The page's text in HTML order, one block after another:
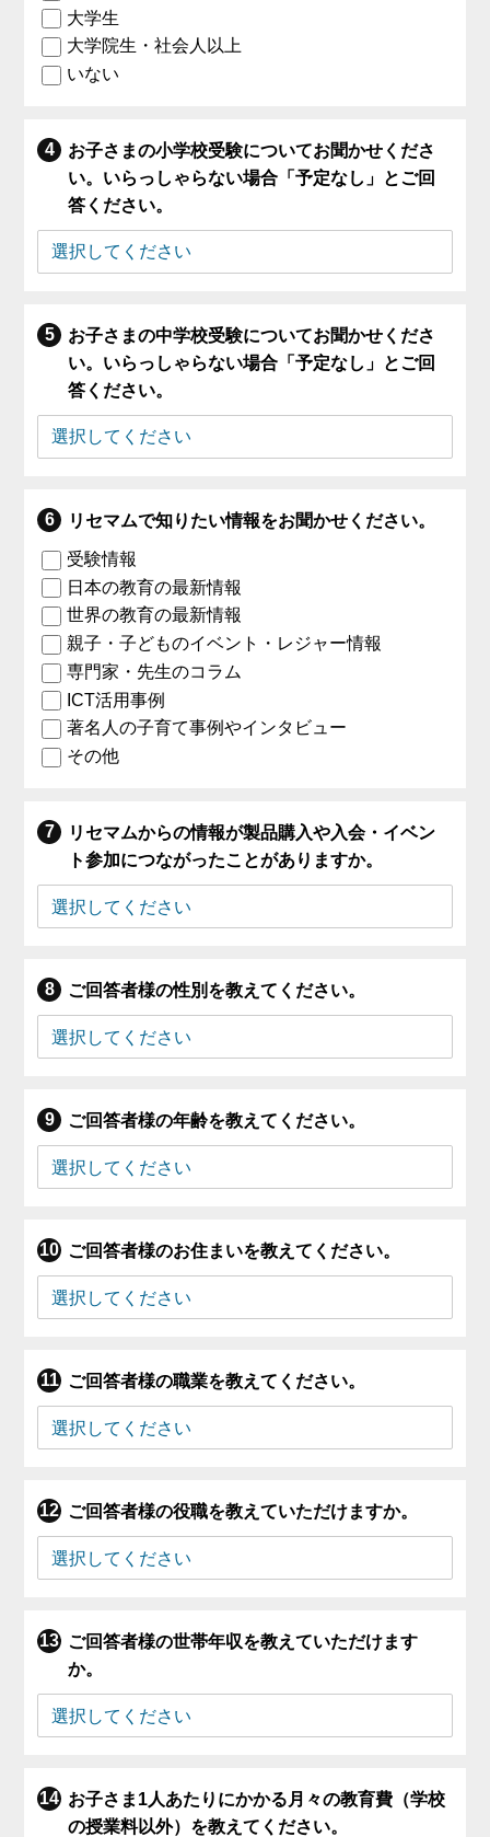
大学生
大学院生・社会人以上
いない
お子さまの小学校受験についてお聞かせくださ
い。いらっしゃらない場合「予定なし」とご回
答ください。
お子さまの中学校受験についてお聞かせくださ
い。いらっしゃらない場合「予定なし」とご回
答ください。
リセマムで知りたい情報をお聞かせください。
受験情報
日本の教育の最新情報
世界の教育の最新情報
親子・子どものイベント・レジャー情報
専門家・先生のコラム
ICT活用事例
著名人の子育て事例やインタビュー
その他
リセマムからの情報が製品購入や入会・イベン
ト参加につながったことがありますか。
ご回答者様の性別を教えてください。
ご回答者様の年齢を教えてください。
ご回答者様のお住まいを教えてください。
ご回答者様の職業を教えてください。
ご回答者様の役職を教えていただけますか。
ご回答者様の世帯年収を教えていただけます
か。
お子さま1人あたりにかかる月々の教育費（学校
の授業料以外）を教えてください。